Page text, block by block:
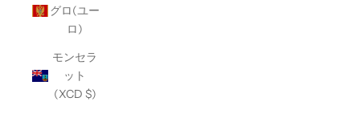
グロ(ユー
ロ)
モンセラ
ット
(XCD $)